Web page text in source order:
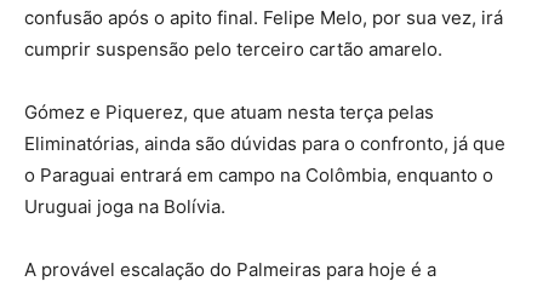
confusão após o apito final. Felipe Melo, por sua vez, irá
cumprir suspensão pelo terceiro cartão amarelo.
Gómez e Piquerez, que atuam nesta terça pelas
Eliminatórias, ainda são dúvidas para o confronto, já que
o Paraguai entrará em campo na Colômbia, enquanto o
Uruguai joga na Bolívia.
A provável escalação do Palmeiras para hoje é a